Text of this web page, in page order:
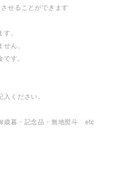
せることができます
。
ん、
す。
ください。
歳暮・記念品・無地熨斗 etc